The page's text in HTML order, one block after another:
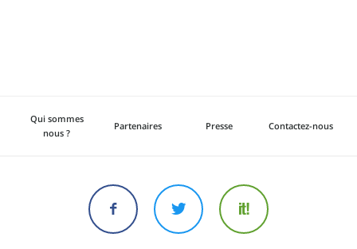
Qui sommes
nous ?
Partenaires Presse Contactez-nous